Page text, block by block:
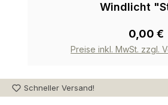
Windlicht
0,00 €
Preise inkl. MwSt. zzgl.
Schneller Versand!